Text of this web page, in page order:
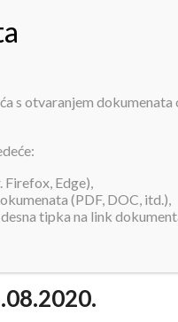
korisnicima
s otvaranjem
Edge),
(PDF, DOC, itd.),
tipka na link